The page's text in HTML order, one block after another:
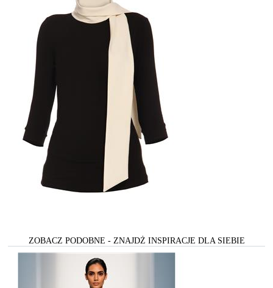
ZOBACZ PODOBNE - ZNAJDŻ INSPIRACJE DLA SIEBIE